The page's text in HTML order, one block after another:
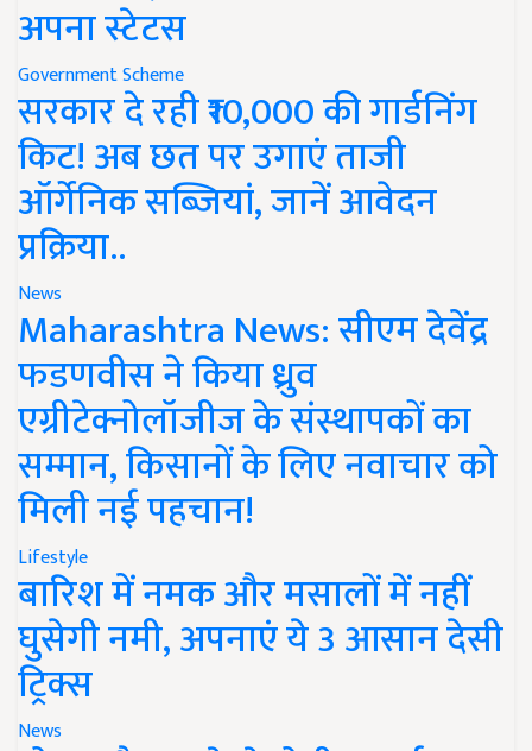
अपना स्टेटस
Government Scheme
सरकार दे रही ₹10,000 की गार्डनिंग
किट! अब छत पर उगाएं ताजी
ऑर्गेनिक सब्जियां, जानें आवेदन
प्रक्रिया..
News
Maharashtra News: सीएम देवेंद्र
फडणवीस ने किया ध्रुव
एग्रीटेक्नोलॉजीज के संस्थापकों का
सम्मान, किसानों के लिए नवाचार को
मिली नई पहचान!
Lifestyle
बारिश में नमक और मसालों में नहीं
घुसेगी नमी, अपनाएं ये 3 आसान देसी
ट्रिक्स
News